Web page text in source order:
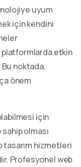
uyum
için kendini
etkin
noktada,
önem
için
olması
tasarım hizmetleri
Profesyonel web